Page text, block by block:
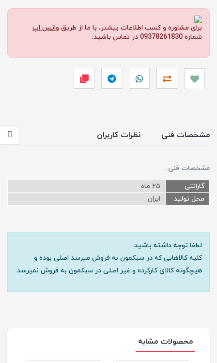
برای مشاوره و کسب اطلاعات بیشتر، با ما از طریق واتس اپ
شماره 09378261830 در تماس باشید.
مشخصات فنی نظرات کاربران
مشخصات فنی: .
گارانتی
۲۵ ماه
محل تولید
ایران
لطفا توجه داشته باشید:
کلیه کالاهایی که در سبکمون به فروش میرسد اصلی بوده و
هیچگونه کالای کارکرده و غیر اصلی در سبکمون به فروش نمیرسد.
محصولات مشابه